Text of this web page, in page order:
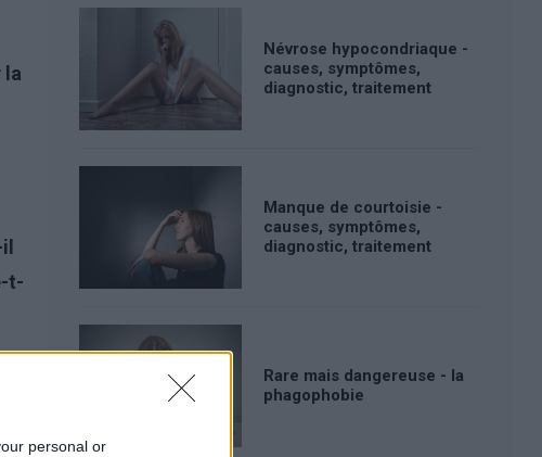
personal or
la
t-
Névrose hypocondriaque -
causes, symptômes,
diagnostic, traitement
Manque de courtoisie -
causes, symptômes,
diagnostic, traitement
Rare mais dangereuse - la
phagophobie